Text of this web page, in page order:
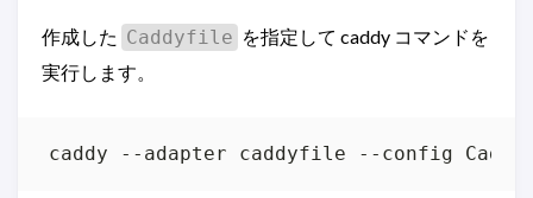
作成した Caddyfile を指定して caddy コマンドを
実行します。
caddy --adapter caddyfile --config